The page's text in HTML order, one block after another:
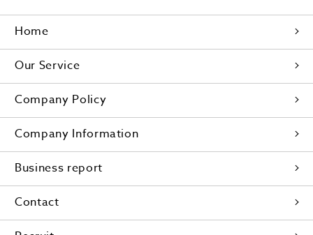
Home
Our Service
Company Policy
Company Information
Business report
Contact